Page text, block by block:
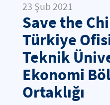
23 Şub 2021
Save the
Türkiye
Teknik
Ekonomi
Ortaklığı